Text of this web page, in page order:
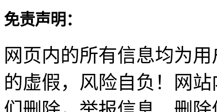
免责声明：
网页内的所有信息均为
的虚假，风险自负！网